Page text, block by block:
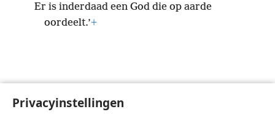
Privacyinstellingen
Er is inderdaad een God die op aarde
oordeelt.’+